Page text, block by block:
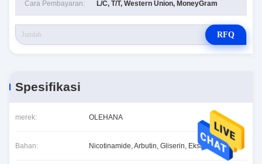
Cara Pembayaran: L/C, T/T, Western Union, MoneyGram
RFQ
Spesifikasi
merek: OLEHANA
Bahan: Nicotinamide, Arbutin, Gliserin, Ekstrak Persik